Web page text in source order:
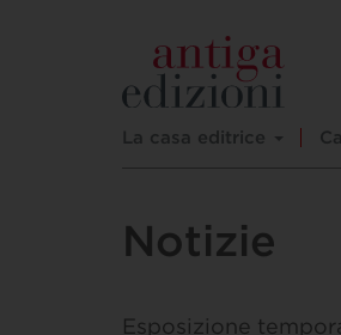
La casa editrice
Notizie
Esposizione